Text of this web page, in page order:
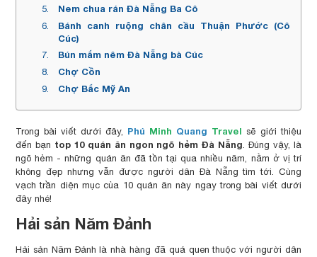
Nem chua rán Đà Nẵng Ba Cô
Bánh canh ruộng chân cầu Thuận Phước (Cô
Cúc)
Bún mắm nêm Đà Nẵng bà Cúc
Chợ Cồn
Chợ Bắc Mỹ An
Trong bài viết dưới đây, Phú Minh Quang Travel sẽ giới thiệu
đến bạn top 10 quán ăn ngon ngõ hẻm Đà Nẵng. Đúng vậy, là
ngõ hẻm - những quán ăn đã tồn tại qua nhiều năm, nằm ở vị trí
không đẹp nhưng vẫn được người dân Đà Nẵng tìm tới. Cùng
vạch trần diện mục của 10 quán ăn này ngay trong bài viết dưới
đây nhé!
Hải sản Năm Đảnh
Hải sản Năm Đảnh là nhà hàng đã quá quen thuộc với người dân